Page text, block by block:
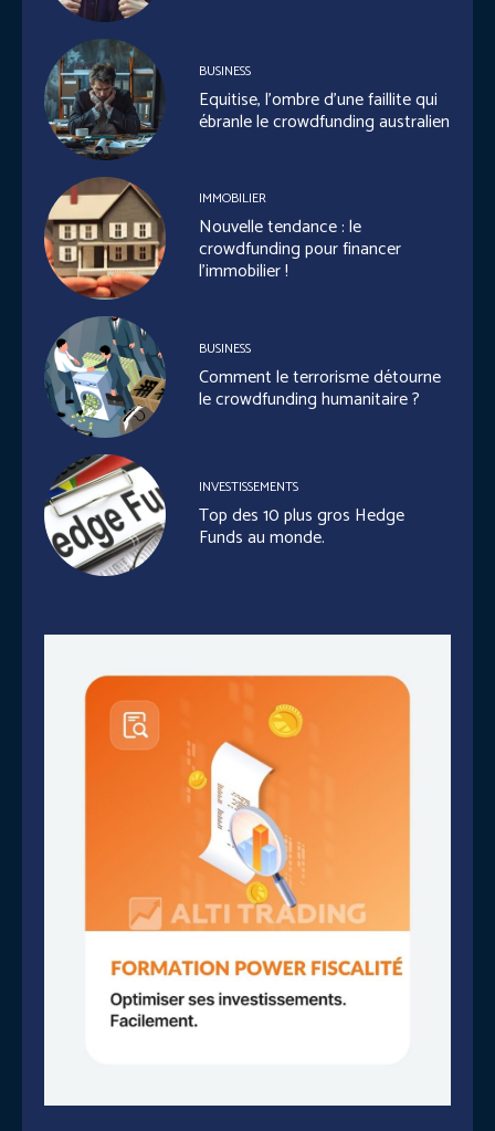
BUSINESS
Equitise, l’ombre d’une faillite qui
ébranle le crowdfunding australien
IMMOBILIER
Nouvelle tendance : le
crowdfunding pour financer
l’immobilier !
BUSINESS
Comment le terrorisme détourne
le crowdfunding humanitaire ?
INVESTISSEMENTS
Top des 10 plus gros Hedge
Funds au monde.